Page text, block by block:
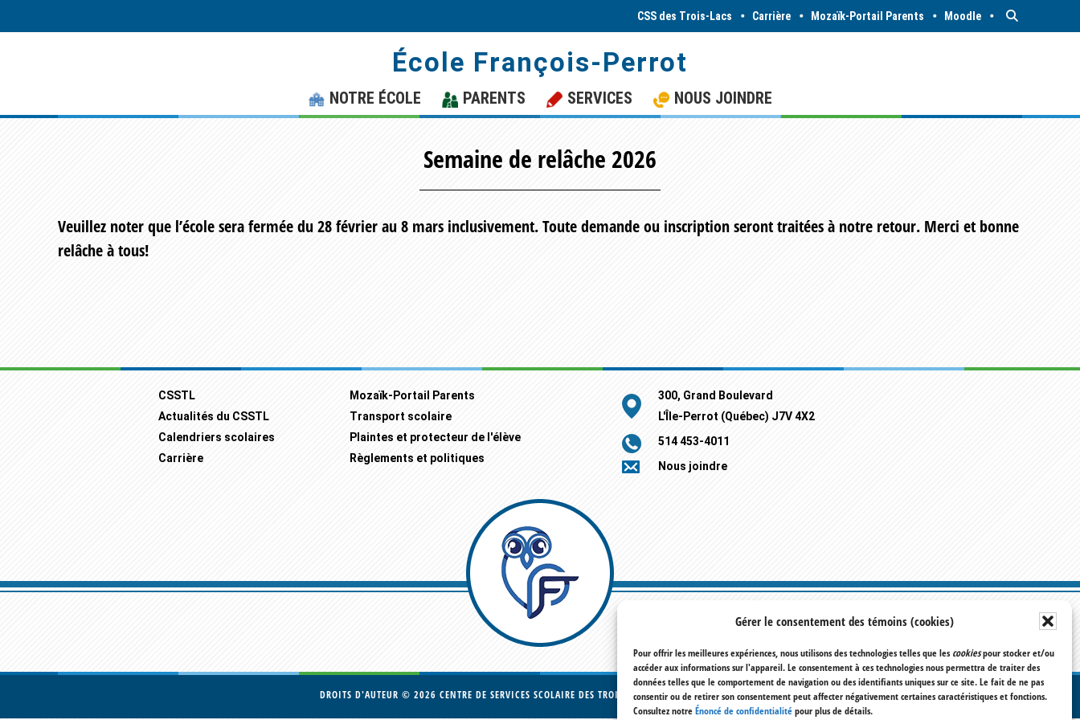
Gérer le consentement des témoins (cookies)
Pour offrir les meilleures expériences, nous utilisons des technologies telles que les cookiespour stocker et/ou
accéder aux informations sur l'appareil. Le consentement à ces technologies nous permettra de traiter des
données telles que le comportement de navigation ou des identifiants uniques sur ce site. Le fait de ne pas
consentir ou de retirer son consentement peut affecter négativement certaines caractéristiques et fonctions.
Consultez notreÉnoncé de confidentialitépour plus de détails.
to
to
CSS des Trois-Lacs Carrière Mozaïk-Portail Parents Moodle
École François-Perrot
NOTRE ÉCOLE PARENTS SERVICES NOUS JOINDRE
Semaine de relâche 2026
Veuillez noter que l’école sera fermée du 28 février au 8 mars inclusivement. Toute demande ou inscription seront traitées à notre retour. Merci et bonne
relâche à tous!
Footer
CSSTL
Actualités du CSSTL
Calendriers scolaires
Carrière
Mozaïk-Portail Parents
Transport scolaire
Plaintes et protecteur de l'élève
Règlements et politiques
300, Grand Boulevard
L'Île-Perrot (Québec) J7V 4X2
514 453-4011
Nous joindre
DROITS D'AUTEUR © 2026 CENTRE DE SERVICES SCOLAIRE DES TROIS-LACS· TOUS DROITS RÉSERVÉS